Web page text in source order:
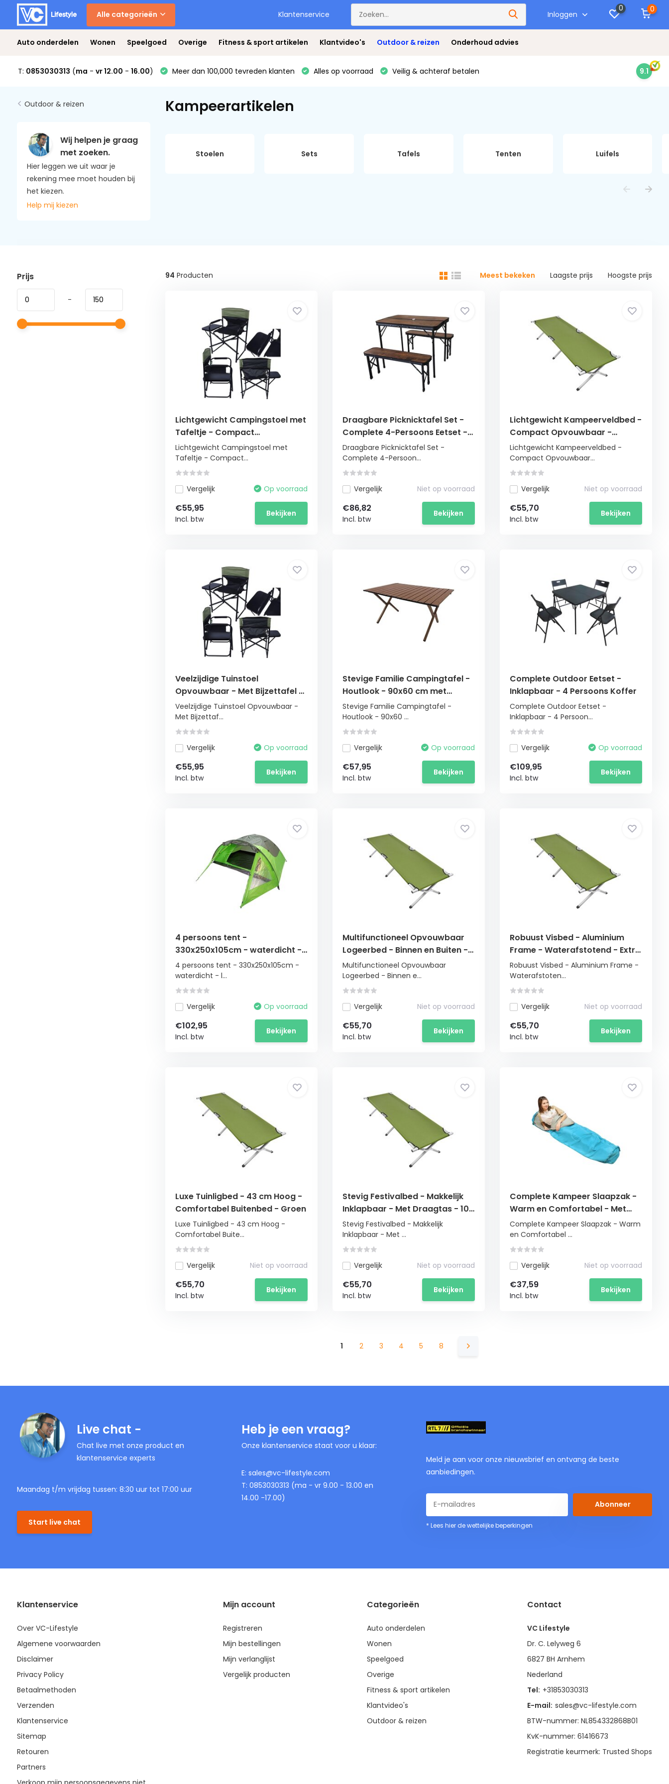
Alle categorieën Klantenservice Inloggen
0 0
Auto onderdelen Wonen Speelgoed Overige Fitness & sport artikelen Klantvideo's Outdoor & reizen Onderhoud advies
T: 0853030313 (ma - vr 12.00 - 16.00) Meer dan 100,000 tevreden klanten Alles op voorraad Veilig & achteraf betalen 9.1
Outdoor & reizen
Wij helpen je graag
met zoeken.
Hier leggen we uit waar je
rekening mee moet houden bij
het kiezen.
Help mij kiezen
Kampeerartikelen
Stoelen Sets Tafels Tenten Luifels
Prijs
-
94 Producten Meest bekeken Laagste prijs Hoogste prijs
Lichtgewicht Campingstoel met
Tafeltje - Compact
Opvouwbaar - Groen
Lichtgewicht Campingstoel met
Tafeltje - Compact...
Vergelijk Op voorraad
€55,95
Incl. btw
Bekijken
Draagbare Picknicktafel Set -
Complete 4-Persoons Eetset -
Donker Hout
Draagbare Picknicktafel Set -
Complete 4-Persoon...
Vergelijk Niet op voorraad
€86,82
Incl. btw
Bekijken
Lichtgewicht Kampeerveldbed -
Compact Opvouwbaar -
Waterbestendig - 188 cm
Lichtgewicht Kampeerveldbed -
Compact Opvouwbaar...
Vergelijk Niet op voorraad
€55,70
Incl. btw
Bekijken
Veelzijdige Tuinstoel
Opvouwbaar - Met Bijzettafel -
Groen/Zwart
Veelzijdige Tuinstoel Opvouwbaar -
Met Bijzettaf...
Vergelijk Op voorraad
€55,95
Incl. btw
Bekijken
Stevige Familie Campingtafel -
Houtlook - 90x60 cm met
Draagtas
Stevige Familie Campingtafel -
Houtlook - 90x60 ...
Vergelijk Op voorraad
€57,95
Incl. btw
Bekijken
Complete Outdoor Eetset -
Inklapbaar - 4 Persoons Koffer
Complete Outdoor Eetset -
Inklapbaar - 4 Persoon...
Vergelijk Op voorraad
€109,95
Incl. btw
Bekijken
4 persoons tent -
330x250x105cm - waterdicht -
lichtgewicht
4 persoons tent - 330x250x105cm -
waterdicht - l...
Vergelijk Op voorraad
€102,95
Incl. btw
Bekijken
Multifunctioneel Opvouwbaar
Logeerbed - Binnen en Buiten -
Compact Opbergbaar
Multifunctioneel Opvouwbaar
Logeerbed - Binnen e...
Vergelijk Niet op voorraad
€55,70
Incl. btw
Bekijken
Robuust Visbed - Aluminium
Frame - Waterafstotend - Extra
Stevig
Robuust Visbed - Aluminium Frame -
Waterafstoten...
Vergelijk Niet op voorraad
€55,70
Incl. btw
Bekijken
Luxe Tuinligbed - 43 cm Hoog -
Comfortabel Buitenbed - Groen
Luxe Tuinligbed - 43 cm Hoog -
Comfortabel Buite...
Vergelijk Niet op voorraad
€55,70
Incl. btw
Bekijken
Stevig Festivalbed - Makkelijk
Inklapbaar - Met Draagtas - 100
kg Maximaal
Stevig Festivalbed - Makkelijk
Inklapbaar - Met ...
Vergelijk Niet op voorraad
€55,70
Incl. btw
Bekijken
Complete Kampeer Slaapzak -
Warm en Comfortabel - Met
Capuchon
Complete Kampeer Slaapzak - Warm
en Comfortabel ...
Vergelijk Niet op voorraad
€37,59
Incl. btw
Bekijken
1 2 3 4 5 8
Live chat -
Chat live met onze product en
klantenservice experts
Maandag t/m vrijdag tussen: 8:30 uur tot 17:00 uur
Start live chat
Heb je een vraag?
Onze klantenservice staat voor u klaar:
E: sales@vc-lifestyle.com
T: 0853030313 (ma - vr 9.00 - 13.00 en
14.00 -17.00)
Meld je aan voor onze nieuwsbrief en ontvang de beste
aanbiedingen.
Abonneer
* Lees hier de wettelijke beperkingen
Klantenservice
Over VC-Lifestyle
Algemene voorwaarden
Disclaimer
Privacy Policy
Betaalmethoden
Verzenden
Klantenservice
Sitemap
Retouren
Partners
Mijn account
Registreren
Mijn bestellingen
Mijn verlanglijst
Vergelijk producten
Categorieën
Auto onderdelen
Wonen
Speelgoed
Overige
Fitness & sport artikelen
Klantvideo's
Outdoor & reizen
Contact
VC Lifestyle
Dr. C. Lelyweg 6
6827 BH Arnhem
Nederland
Tel: +31853030313
E-mail: sales@vc-lifestyle.com
BTW-nummer: NL854332868B01
KvK-nummer: 61416673
Registratie keurmerk: Trusted Shops